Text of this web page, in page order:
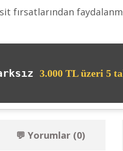
fırsatlarından
3.000 TL üzeri 5
💬 Yorumlar (0)